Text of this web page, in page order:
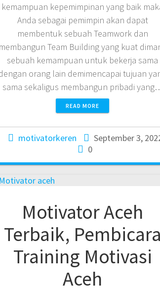
kemampuan kepemimpinan yang baik
Anda sebagai pemimpin akan dapat
membentuk sebuah Teamwork dan
membangun Team Building yang kuat
sebuah kemampuan untuk bekerja sama
orang lain demimencapai tujuan
sama sekaligus membangun pribadi
READ MORE
motivatorkeren
September 3,
0
Motivator Aceh
Terbaik, Pembicara
Training Motivasi
Aceh